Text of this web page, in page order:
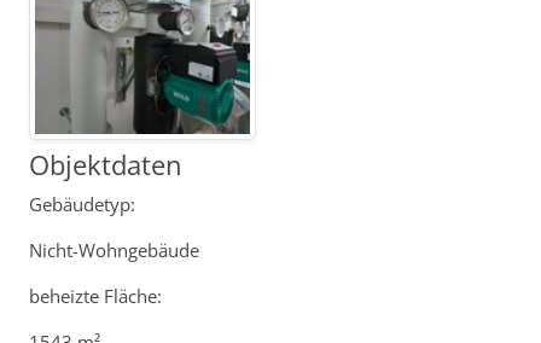
Objektdaten
Gebäudetyp:
Nicht-Wohngebäude
beheizte Fläche: